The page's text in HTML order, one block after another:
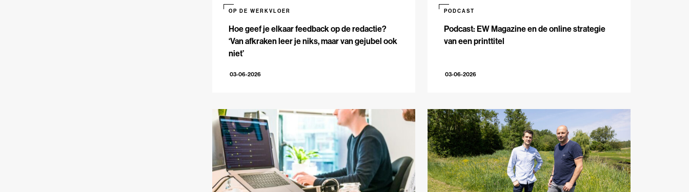
Hoe geef je elkaar feedback op de redactie?
‘Van afkraken leer je niks, maar van gejubel ook
niet’
OP DE WERKVLOER
03-06-2026
Podcast: EW Magazine en de online strategie
van een printtitel
PODCAST
03-06-2026